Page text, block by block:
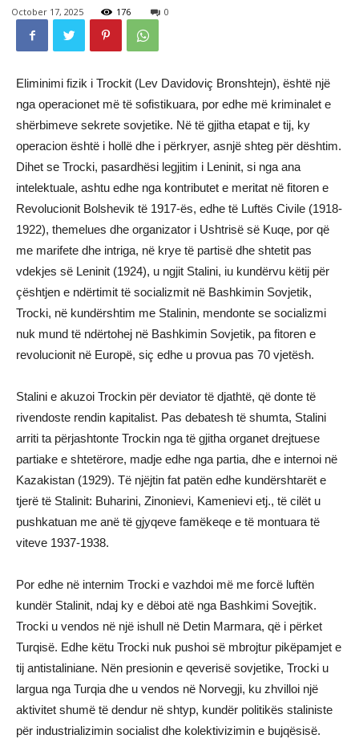
October 17, 2025 176 0
Eliminimi fizik i Trockit (Lev Davidoviç Bronshtejn), është një
nga operacionet më të sofistikuara, por edhe më kriminalet e
shërbimeve sekrete sovjetike. Në të gjitha etapat e tij, ky
operacion është i hollë dhe i përkryer, asnjë shteg për dështim.
Dihet se Trocki, pasardhësi legjitim i Leninit, si nga ana
intelektuale, ashtu edhe nga kontributet e meritat në fitoren e
Revolucionit Bolshevik të 1917-ës, edhe të Luftës Civile (1918-
1922), themelues dhe organizator i Ushtrisë së Kuqe, por që
me marifete dhe intriga, në krye të partisë dhe shtetit pas
vdekjes së Leninit (1924), u ngjit Stalini, iu kundërvu këtij për
çështjen e ndërtimit të socializmit në Bashkimin Sovjetik,
Trocki, në kundërshtim me Stalinin, mendonte se socializmi
nuk mund të ndërtohej në Bashkimin Sovjetik, pa fitoren e
revolucionit në Europë, siç edhe u provua pas 70 vjetësh.
Stalini e akuzoi Trockin për deviator të djathtë, që donte të
rivendoste rendin kapitalist. Pas debatesh të shumta, Stalini
arriti ta përjashtonte Trockin nga të gjitha organet drejtuese
partiake e shtetërore, madje edhe nga partia, dhe e internoi në
Kazakistan (1929). Të njëjtin fat patën edhe kundërshtarët e
tjerë të Stalinit: Buharini, Zinonievi, Kamenievi etj., të cilët u
pushkatuan me anë të gjyqeve famëkeqe e të montuara të
viteve 1937-1938.
Por edhe në internim Trocki e vazhdoi më me forcë luftën
kundër Stalinit, ndaj ky e dëboi atë nga Bashkimi Sovejtik.
Trocki u vendos në një ishull në Detin Marmara, që i përket
Turqisë. Edhe këtu Trocki nuk pushoi së mbrojtur pikëpamjet e
tij antistaliniane. Nën presionin e qeverisë sovjetike, Trocki u
largua nga Turqia dhe u vendos në Norvegji, ku zhvilloi një
aktivitet shumë të dendur në shtyp, kundër politikës staliniste
për industrializimin socialist dhe kolektivizimin e bujqësisë.